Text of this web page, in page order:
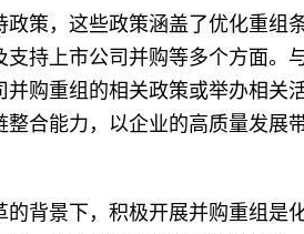
策，这些政策涵盖了优化重组
持上市公司并购等多个方面。
购重组的相关政策或举办相关
合能力，以企业的高质量发展
背景下，积极开展并购重组是